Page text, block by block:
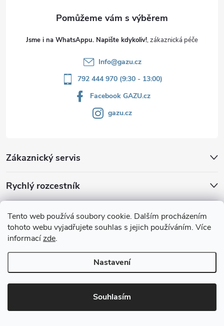
Tento web používá soubory cookie. Dalším procházením
tohoto webu vyjadřujete souhlas s jejich používáním. Více
informacízde.
Nastavení
Souhlasím
Jsme i na WhatsAppu. Napište kdykoliv!
Info@gazu.cz
792 444 970 (9:30 - 13:00)
Facebook GAZU.cz
gazu.cz
Zákaznický servis
Rychlý rozcestník
Klub GAZU.cz